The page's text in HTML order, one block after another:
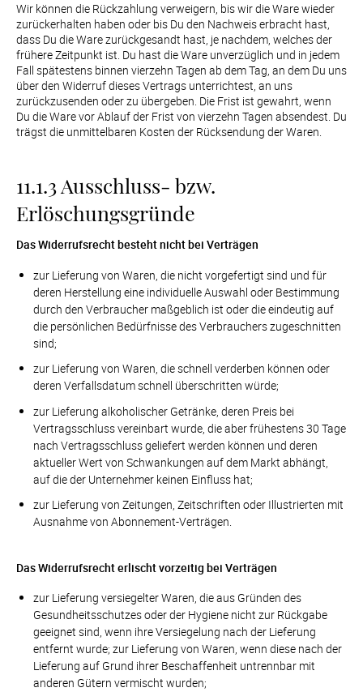
Wir können die Rückzahlung verweigern, bis wir die Ware wieder
zurückerhalten haben oder bis Du den Nachweis erbracht hast,
dass Du die Ware zurückgesandt hast, je nachdem, welches der
frühere Zeitpunkt ist. Du hast die Ware unverzüglich und in jedem
Fall spätestens binnen vierzehn Tagen ab dem Tag, an dem Du uns
über den Widerruf dieses Vertrags unterrichtest, an uns
zurückzusenden oder zu übergeben. Die Frist ist gewahrt, wenn
Du die Ware vor Ablauf der Frist von vierzehn Tagen absendest. Du
trägst die unmittelbaren Kosten der Rücksendung der Waren.
11.1.3 Ausschluss- bzw.
Erlöschungsgründe
Das Widerrufsrecht besteht nicht bei Verträgen
zur Lieferung von Waren, die nicht vorgefertigt sind und für
deren Herstellung eine individuelle Auswahl oder Bestimmung
durch den Verbraucher maßgeblich ist oder die eindeutig auf
die persönlichen Bedürfnisse des Verbrauchers zugeschnitten
sind;
zur Lieferung von Waren, die schnell verderben können oder
deren Verfallsdatum schnell überschritten würde;
zur Lieferung alkoholischer Getränke, deren Preis bei
Vertragsschluss vereinbart wurde, die aber frühestens 30 Tage
nach Vertragsschluss geliefert werden können und deren
aktueller Wert von Schwankungen auf dem Markt abhängt,
auf die der Unternehmer keinen Einfluss hat;
zur Lieferung von Zeitungen, Zeitschriften oder Illustrierten mit
Ausnahme von Abonnement-Verträgen.
Das Widerrufsrecht erlischt vorzeitig bei Verträgen
zur Lieferung versiegelter Waren, die aus Gründen des
Gesundheitsschutzes oder der Hygiene nicht zur Rückgabe
geeignet sind, wenn ihre Versiegelung nach der Lieferung
entfernt wurde; zur Lieferung von Waren, wenn diese nach der
Lieferung auf Grund ihrer Beschaffenheit untrennbar mit
anderen Gütern vermischt wurden;